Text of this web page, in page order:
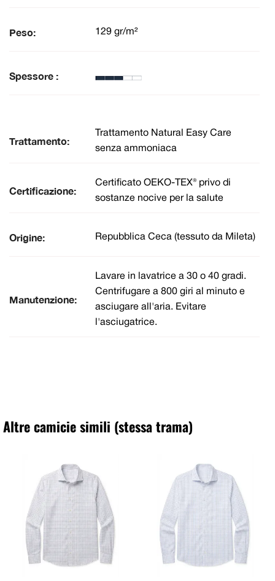
Peso: 129 gr/m²
Spessore :
Trattamento:
Trattamento Natural Easy Care
senza ammoniaca
Certificazione:
Certificato OEKO-TEX® privo di
sostanze nocive per la salute
Origine: Repubblica Ceca (tessuto da Mileta)
Manutenzione:
Lavare in lavatrice a 30 o 40 gradi.
Centrifugare a 800 giri al minuto e
asciugare all'aria. Evitare
l'asciugatrice.
Altre camicie simili (stessa trama)